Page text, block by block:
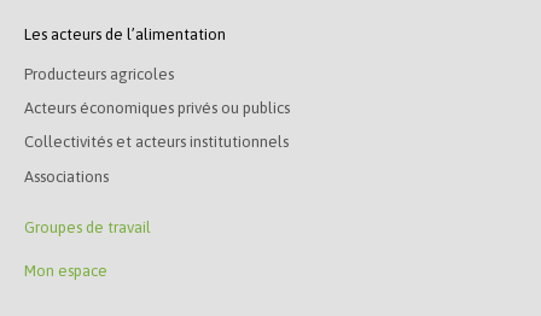
Les acteurs de l’alimentation
Producteurs agricoles
Acteurs économiques privés ou publics
Collectivités et acteurs institutionnels
Associations
Groupes de travail
Mon espace